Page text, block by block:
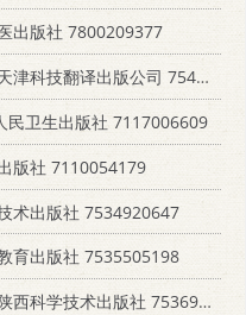
出版社 7800209377
科技翻译出版公司 754330564X
民卫生出版社 7117006609
版社 7110054179
术出版社 7534920647
育出版社 7535505198
科学技术出版社 7536914326